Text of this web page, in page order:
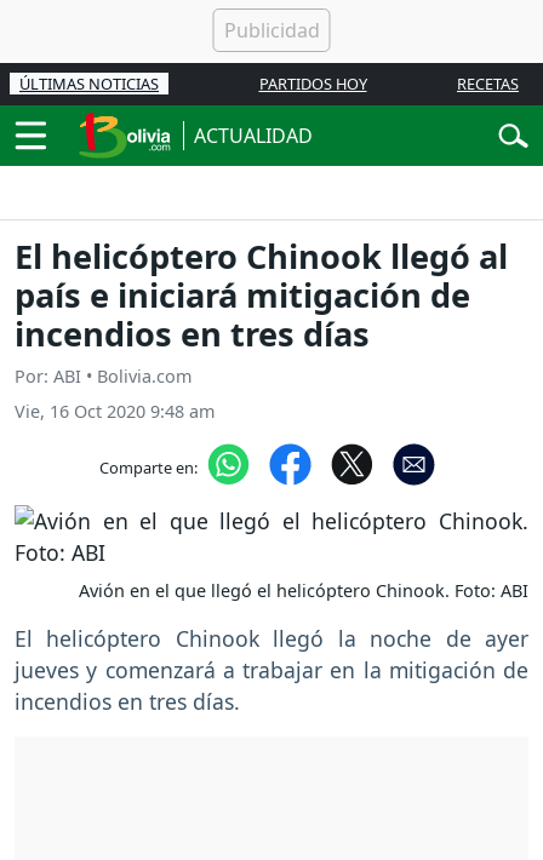
ÚLTIMAS NOTICIAS PARTIDOS HOY RECETAS
ACTUALIDAD
El helicóptero Chinook llegó al
país e iniciará mitigación de
incendios en tres días
Por: ABI • Bolivia.com
Vie, 16 Oct 2020 9:48 am
Comparte en:
Avión en el que llegó el helicóptero Chinook. Foto: ABI
El helicóptero Chinook llegó la noche de ayer
jueves y comenzará a trabajar en la mitigación de
incendios en tres días.